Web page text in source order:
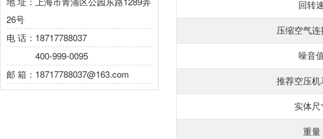
26号
电 话：18717788037
400-999-0095
邮 箱：18717788037@163.com
回转
压缩空气连
噪音
推荐空压机
实体尺
重量